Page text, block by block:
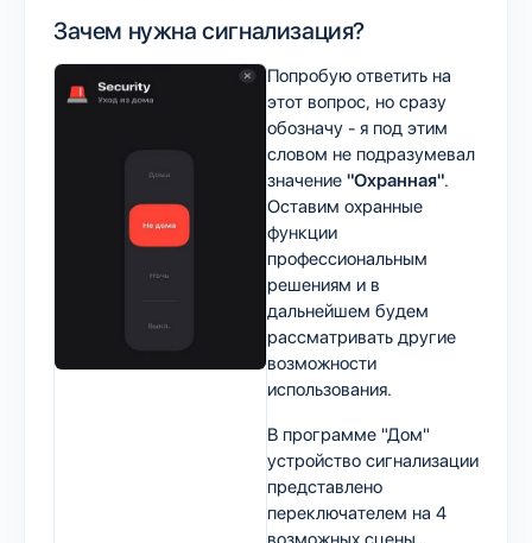
Зачем нужна сигнализация?
Попробую ответить на
этот вопрос, но сразу
обозначу - я под этим
словом не подразумевал
значение "Охранная".
Оставим охранные
функции
профессиональным
решениям и в
дальнейшем будем
рассматривать другие
возможности
использования.
В программе "Дом"
устройство сигнализации
представлено
переключателем на 4